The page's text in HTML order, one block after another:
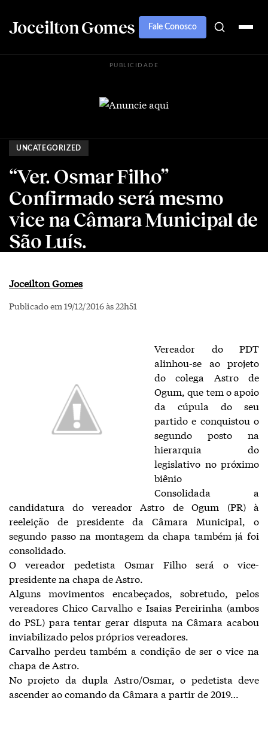
Joceilton Gomes Fale Conosco
PUBLICIDADE
UNCATEGORIZED
“Ver. Osmar Filho”
Confirmado será mesmo
vice na Câmara Municipal de
São Luís.
Joceilton Gomes
Publicado em 19/12/2016 às 22h51
Vereador do PDT
alinhou-se ao projeto
do colega Astro de
Ogum, que tem o apoio
da cúpula do seu
partido e conquistou o
segundo posto na
hierarquia do
legislativo no próximo
biênio
Consolidada a
candidatura do vereador Astro de Ogum (PR) à
reeleição de presidente da Câmara Municipal, o
segundo passo na montagem da chapa também já foi
consolidado.
O vereador pedetista Osmar Filho será o vice-
presidente na chapa de Astro.
Alguns movimentos encabeçados, sobretudo, pelos
vereadores Chico Carvalho e Isaias Pereirinha (ambos
do PSL) para tentar gerar disputa na Câmara acabou
inviabilizado pelos próprios vereadores.
Carvalho perdeu também a condição de ser o vice na
chapa de Astro.
No projeto da dupla Astro/Osmar, o pedetista deve
ascender ao comando da Câmara a partir de 2019…